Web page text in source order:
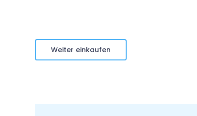
Weiter einkaufen